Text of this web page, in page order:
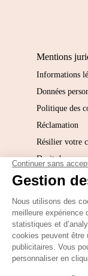
Mentions
Informations
Données
Politique des
Réclamation
Résilier votre
Droit de